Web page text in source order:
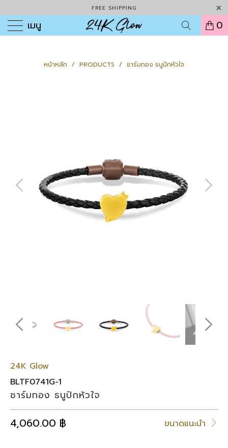
FREE SHIPPING
เมนู 0
หน้าหลัก / PRODUCTS / ชาร์มทอง ธนูปักหัวใจ
24K Glow
BLTF0741G-1
ชาร์มทอง ธนูปักหัวใจ
ขนาดแนะนำ
4,060.00 ฿